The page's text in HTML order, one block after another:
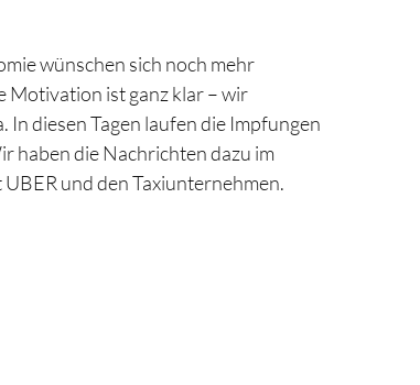
wünschen sich noch mehr
Motivation ist ganz klar – wir
diesen Tagen laufen die Impfungen
haben die Nachrichten dazu im
und den Taxiunternehmen.